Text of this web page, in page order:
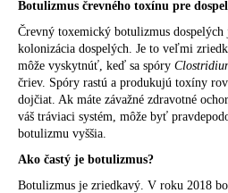
Botulizmus črevného toxínu pre
Črevný toxemický botulizmus dospelých
kolonizácia dospelých. Je to veľmi
môže vyskytnúť, keď sa spóry
čriev. Spóry rastú a produkujú toxíny
dojčiat. Ak máte závažné zdravotné
váš tráviaci systém, môže byť
botulizmu vyššia.
Ako častý je botulizmus?
Botulizmus je zriedkavý. V roku 2018